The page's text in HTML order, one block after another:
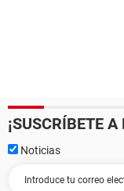
¡SUSCRÍBETE
Noticias